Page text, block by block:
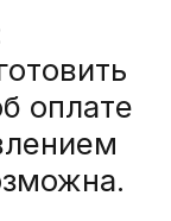
оплате